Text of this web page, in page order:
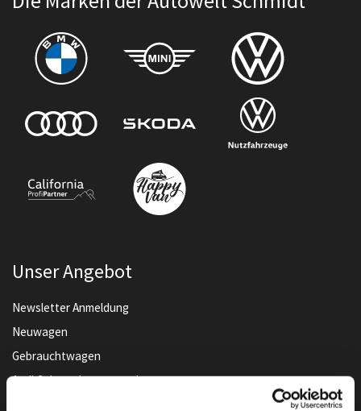
Unser Angebot
Newsletter Anmeldung
Neuwagen
Gebrauchtwagen
Audi Gebrauchtwagen :plus